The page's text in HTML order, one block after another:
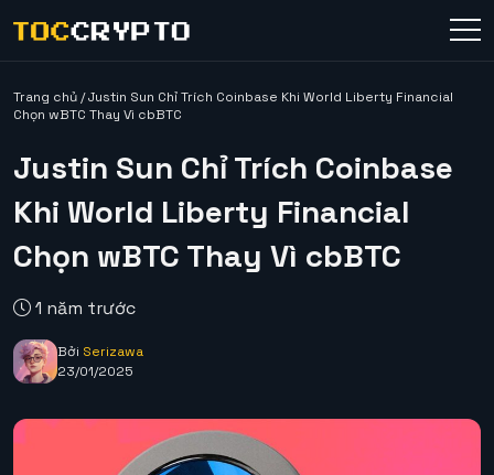
Trang chủ/Justin Sun Chỉ Trích Coinbase Khi World Liberty Financial
Chọn wBTC Thay Vì cbBTC
Justin Sun Chỉ Trích Coinbase
Khi World Liberty Financial
Chọn wBTC Thay Vì cbBTC
1 năm trước
Bởi Serizawa
23/01/2025